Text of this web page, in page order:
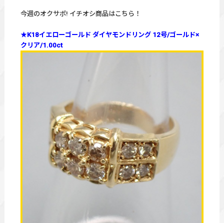
今週のオクサポ! イチオシ商品はこちら！
★K18イエローゴールド ダイヤモンドリング 12号/ゴールド×
クリア/1.00ct